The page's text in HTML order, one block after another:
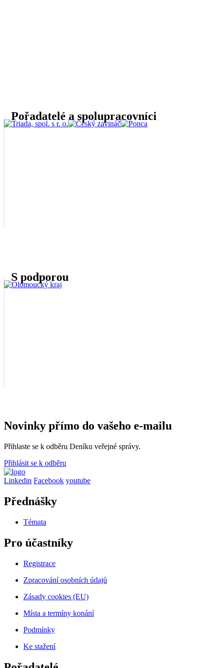
Pořadatelé a spolupracovníci
S podporou
Novinky přímo do vašeho e-mailu
Přihlaste se k odběru Deníku veřejné správy.
Přihlásit se k odběru
Linkedin Facebook youtube
Přednášky
Témata
Pro účastníky
Registrace
Zpracování osobních údajů
Zásady cookies (EU)
Místa a termíny konání
Podmínky
Ke stažení